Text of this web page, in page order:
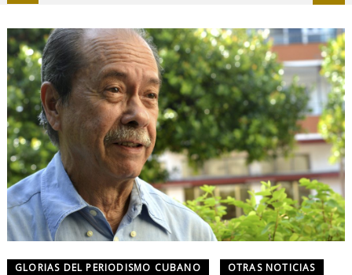
GLORIAS DEL PERIODISMO CUBANO OTRAS NOTICIAS